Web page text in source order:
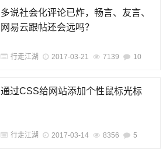
多说社会化评论已炸，畅言、友言、
网易云跟帖还会远吗？
行走江湖 2017-03-21 7139 10
通过CSS给网站添加个性鼠标光标
行走江湖 2017-03-14 8356 5